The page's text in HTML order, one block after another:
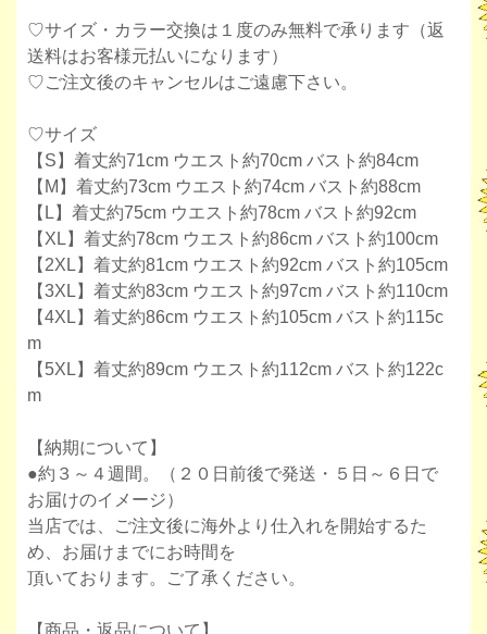
♡サイズ・カラー交換は１度のみ無料で承ります（返
送料はお客様元払いになります）
♡ご注文後のキャンセルはご遠慮下さい。
♡サイズ
【S】着丈約71cm ウエスト約70cm バスト約84cm
【M】着丈約73cm ウエスト約74cm バスト約88cm
【L】着丈約75cm ウエスト約78cm バスト約92cm
【XL】着丈約78cm ウエスト約86cm バスト約100cm
【2XL】着丈約81cm ウエスト約92cm バスト約105cm
【3XL】着丈約83cm ウエスト約97cm バスト約110cm
【4XL】着丈約86cm ウエスト約105cm バスト約115c
m
【5XL】着丈約89cm ウエスト約112cm バスト約122c
m
【納期について】
●約３～４週間。（２０日前後で発送・５日～６日で
お届けのイメージ）
当店では、ご注文後に海外より仕入れを開始するた
め、お届けまでにお時間を
頂いております。ご了承ください。
【商品・返品について】